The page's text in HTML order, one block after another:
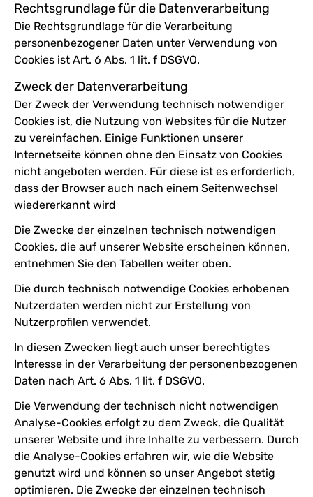
Rechtsgrundlage für die Datenverarbeitung
Die Rechtsgrundlage für die Verarbeitung
personenbezogener Daten unter Verwendung von
Cookies ist Art. 6 Abs. 1 lit. f DSGVO.
Zweck der Datenverarbeitung
Der Zweck der Verwendung technisch notwendiger
Cookies ist, die Nutzung von Websites für die Nutzer
zu vereinfachen. Einige Funktionen unserer
Internetseite können ohne den Einsatz von Cookies
nicht angeboten werden. Für diese ist es erforderlich,
dass der Browser auch nach einem Seitenwechsel
wiedererkannt wird
Die Zwecke der einzelnen technisch notwendigen
Cookies, die auf unserer Website erscheinen können,
entnehmen Sie den Tabellen weiter oben.
Die durch technisch notwendige Cookies erhobenen
Nutzerdaten werden nicht zur Erstellung von
Nutzerprofilen verwendet.
In diesen Zwecken liegt auch unser berechtigtes
Interesse in der Verarbeitung der personenbezogenen
Daten nach Art. 6 Abs. 1 lit. f DSGVO.
Die Verwendung der technisch nicht notwendigen
Analyse-Cookies erfolgt zu dem Zweck, die Qualität
unserer Website und ihre Inhalte zu verbessern. Durch
die Analyse-Cookies erfahren wir, wie die Website
genutzt wird und können so unser Angebot stetig
optimieren. Die Zwecke der einzelnen technisch